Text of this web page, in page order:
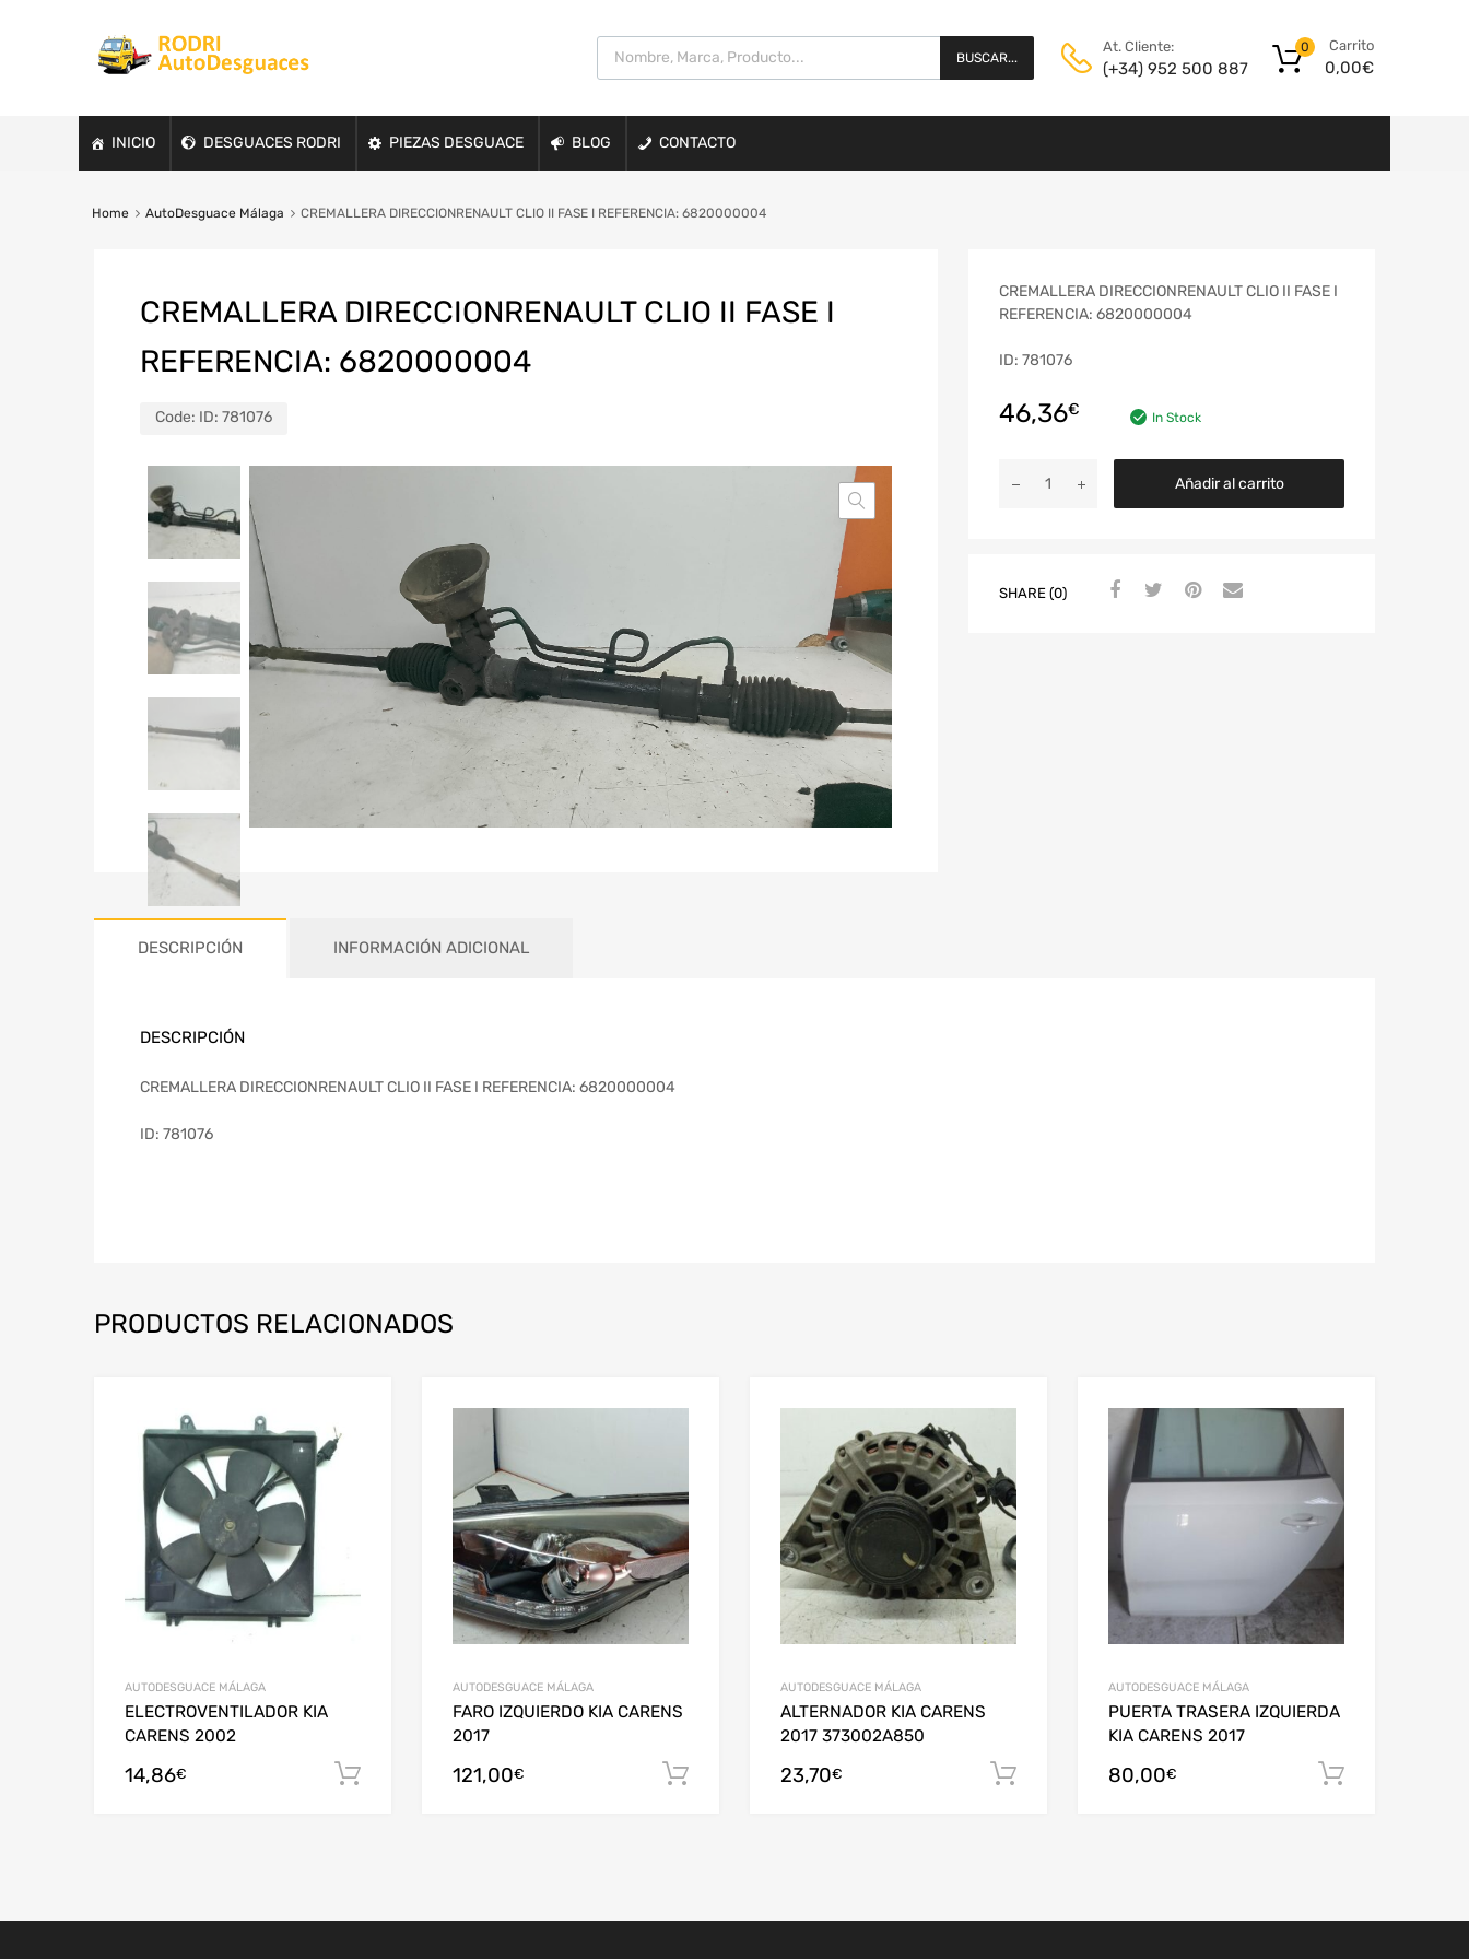
BUSCAR...
At. Cliente:
(+34) 952 500 887
Carrito
0,00€
0
INICIO DESGUACES RODRI PIEZAS DESGUACE BLOG CONTACTO
Home AutoDesguace Málaga CREMALLERA DIRECCIONRENAULT CLIO II FASE I REFERENCIA: 6820000004
CREMALLERA DIRECCIONRENAULT CLIO II FASE I
REFERENCIA: 6820000004
Code: ID: 781076
CREMALLERA DIRECCIONRENAULT CLIO II FASE I
REFERENCIA: 6820000004
ID: 781076
46,36€ In Stock
Añadir al carrito
SHARE (0)
DESCRIPCIÓN INFORMACIÓN ADICIONAL
DESCRIPCIÓN
CREMALLERA DIRECCIONRENAULT CLIO II FASE I REFERENCIA: 6820000004
ID: 781076
PRODUCTOS RELACIONADOS
AUTODESGUACE MÁLAGA
ELECTROVENTILADOR KIA
CARENS 2002
14,86€ Añadir al carrito
AUTODESGUACE MÁLAGA
FARO IZQUIERDO KIA CARENS
2017
121,00€ Añadir al carrito
AUTODESGUACE MÁLAGA
ALTERNADOR KIA CARENS
2017 373002A850
23,70€ Añadir al carrito
AUTODESGUACE MÁLAGA
PUERTA TRASERA IZQUIERDA
KIA CARENS 2017
80,00€